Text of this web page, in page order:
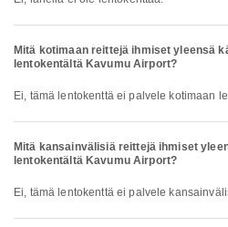
Mitä kotimaan reittejä ihmiset yleensä
lentokentältä Kavumu Airport?
Ei, tämä lentokenttä ei palvele kotimaan
Mitä kansainvälisiä reittejä ihmiset
lentokentältä Kavumu Airport?
Ei, tämä lentokenttä ei palvele